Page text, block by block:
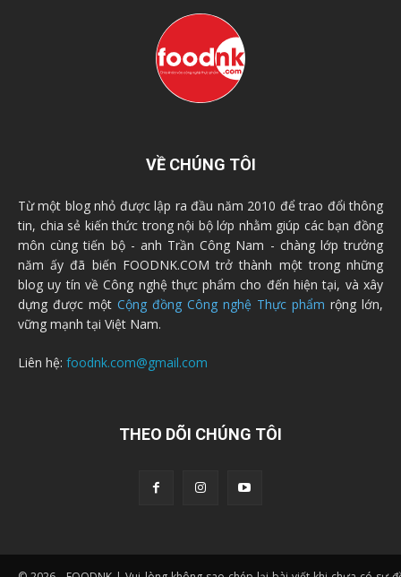
VỀ CHÚNG TÔI
Từ một blog nhỏ được lập ra đầu năm 2010 để trao đổi thông
tin, chia sẻ kiến thức trong nội bộ lớp nhằm giúp các bạn đồng
môn cùng tiến bộ - anh Trần Công Nam - chàng lớp trưởng
năm ấy đã biến FOODNK.COM trở thành một trong những
blog uy tín về Công nghệ thực phẩm cho đến hiện tại, và xây
dựng được một Cộng đồng Công nghệ Thực phẩm rộng lớn,
vững mạnh tại Việt Nam.
Liên hệ: foodnk.com@gmail.com
THEO DÕI CHÚNG TÔI